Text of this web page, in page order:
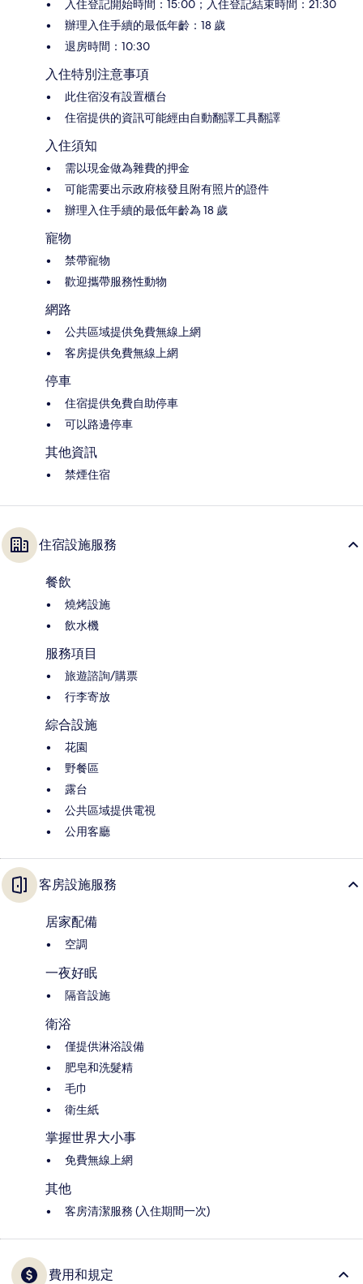
入住登記開始時間：15:00；入住登記結束時間：21:30
辦理入住手續的最低年齡：18 歲
退房時間：10:30
入住特別注意事項
此住宿沒有設置櫃台
住宿提供的資訊可能經由自動翻譯工具翻譯
入住須知
需以現金做為雜費的押金
可能需要出示政府核發且附有照片的證件
辦理入住手續的最低年齡為 18 歲
寵物
禁帶寵物
歡迎攜帶服務性動物
網路
公共區域提供免費無線上網
客房提供免費無線上網
停車
住宿提供免費自助停車
可以路邊停車
其他資訊
禁煙住宿
住宿設施服務
餐飲
燒烤設施
飲水機
服務項目
旅遊諮詢/購票
行李寄放
綜合設施
花園
野餐區
露台
公共區域提供電視
公用客廳
客房設施服務
居家配備
空調
一夜好眠
隔音設施
衛浴
僅提供淋浴設備
肥皂和洗髮精
毛巾
衛生紙
掌握世界大小事
免費無線上網
其他
客房清潔服務 (入住期間一次)
費用和規定